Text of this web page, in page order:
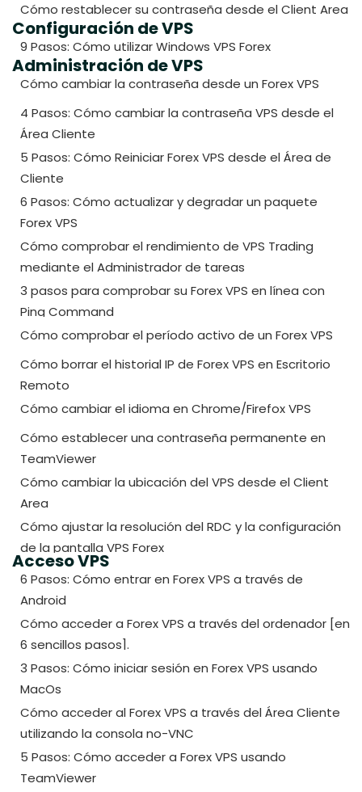
Cómo restablecer su contraseña desde el Client Area
Configuración de VPS
9 Pasos: Cómo utilizar Windows VPS Forex
Administración de VPS
Cómo cambiar la contraseña desde un Forex VPS
4 Pasos: Cómo cambiar la contraseña VPS desde el
Área Cliente
5 Pasos: Cómo Reiniciar Forex VPS desde el Área de
Cliente
6 Pasos: Cómo actualizar y degradar un paquete
Forex VPS
Cómo comprobar el rendimiento de VPS Trading
mediante el Administrador de tareas
3 pasos para comprobar su Forex VPS en línea con
Ping Command
Cómo comprobar el período activo de un Forex VPS
Cómo borrar el historial IP de Forex VPS en Escritorio
Remoto
Cómo cambiar el idioma en Chrome/Firefox VPS
Cómo establecer una contraseña permanente en
TeamViewer
Cómo cambiar la ubicación del VPS desde el Client
Area
Cómo ajustar la resolución del RDC y la configuración
de la pantalla VPS Forex
Acceso VPS
6 Pasos: Cómo entrar en Forex VPS a través de
Android
Cómo acceder a Forex VPS a través del ordenador [en
6 sencillos pasos].
3 Pasos: Cómo iniciar sesión en Forex VPS usando
MacOs
Cómo acceder al Forex VPS a través del Área Cliente
utilizando la consola no-VNC
5 Pasos: Cómo acceder a Forex VPS usando
TeamViewer